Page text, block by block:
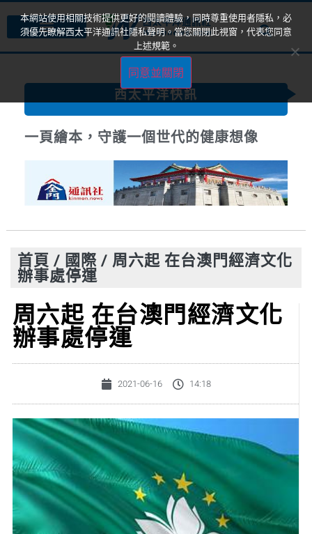
西太平洋快訊
一頁繪本，守護一個世代的健康想像
首頁 / 國際 / 周六起 在台澳門經濟文化
辦事處停運
周六起 在台澳門經濟文化
辦事處停運
2021-06-16 14:18
本網站使用相關技術提供更好的閱讀體驗，同時尊重使用者隱私，必
須優先瞭解西太平洋通訊社隱私聲明。當您關閉此視窗，代表您同意
上述規範。
同意並關閉